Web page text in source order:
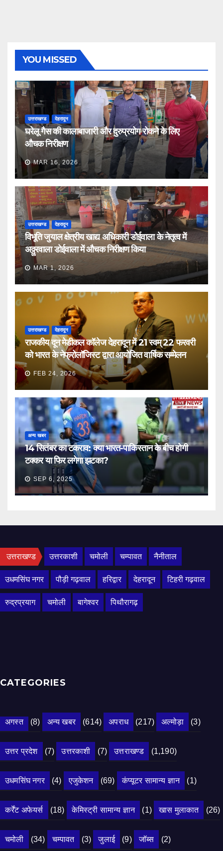
YOU MISSED
उत्तराखण्ड देहरादून
घरेलू गैस की कालाबाजारी और दुरुप्रयोग रोकने के लिए
औचक निरीक्षण
MAR 16, 2026
उत्तराखण्ड देहरादून
विभूति जुयाल क्षेत्रीय खाद्य अधिकारी डोईवाला के नेतृत्व में
अठ्ठुरवाला डोईवाला में औचक निरीक्षण किया
MAR 1, 2026
उत्तराखण्ड देहरादून
राजकीय दून मेडीकल कॉलेज देहरादून में 21 स्वम् 22 फरवरी
को भारत के नेफ्रोलॉजिस्ट द्वारा आयोजित वार्षिक सम्मेलन
FEB 24, 2026
अन्य खबर
14 सितंबर का टकराव: क्या भारत-पाकिस्तान के बीच होगी
टक्कर या फिर लगेगा झटका?
SEP 6, 2025
उत्तराखण्ड उत्तरकाशी चमोली चम्पावत नैनीताल
उधमसिंघ नगर पौड़ी गढ़वाल हरिद्वार देहरादून टिहरी गढ़वाल
रुद्रप्रयाग चमोली बागेश्वर पिथौरागढ़
CATEGORIES
अगस्त (8) अन्य खबर (614) अपराध (217) अल्मोड़ा (3)
उत्तर प्रदेश (7) उत्तरकाशी (7) उत्तराखण्ड (1,190)
उधमसिंघ नगर (4) एजुकेशन (69) कंप्यूटर सामान्य ज्ञान (1)
कर्रेंट अफेयर्स (18) केमिस्ट्री सामान्य ज्ञान (1) खास मुलाकात (26)
चमोली (34) चम्पावत (3) जुलाई (9) जॉब्स (2)